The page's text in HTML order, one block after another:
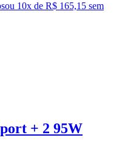
ou 10x de R$ 165,15 sem
+ 2 95W